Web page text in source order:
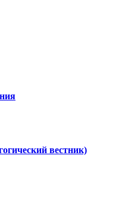
вестник)